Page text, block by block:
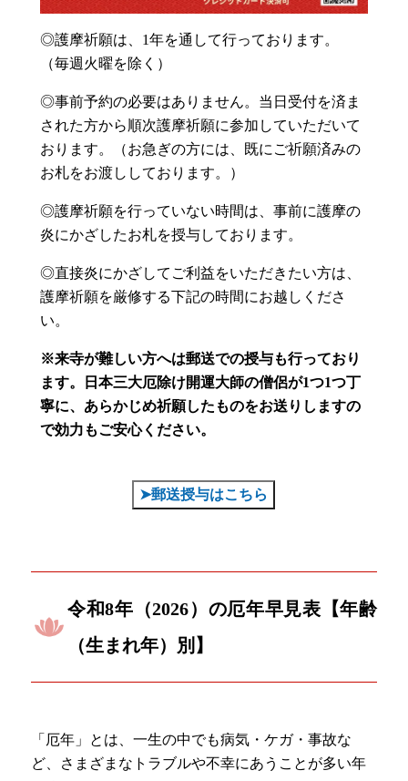
◎護摩祈願は、1年を通して行っております。
（毎週火曜を除く）
◎事前予約の必要はありません。当日受付を済ま
された方から順次護摩祈願に参加していただいて
おります。（お急ぎの方には、既にご祈願済みの
お札をお渡ししております。）
◎護摩祈願を行っていない時間は、事前に護摩の
炎にかざしたお札を授与しております。
◎直接炎にかざしてご利益をいただきたい方は、
護摩祈願を厳修する下記の時間にお越しくださ
い。
※来寺が難しい方へは郵送での授与も行っており
ます。
日本三大厄除け開運大師の僧侶が1つ1つ丁
寧に、あらかじめ祈願したものをお送りしますの
で効力もご安心ください。
➤郵送授与はこちら
令和8年（2026）の厄年早見表【年齢
（生まれ年）別】
「厄年」とは、一生の中でも病気・ケガ・事故な
ど、さまざまなトラブルや不幸にあうことが多い年